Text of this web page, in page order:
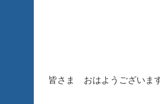
皆さま おはようございま